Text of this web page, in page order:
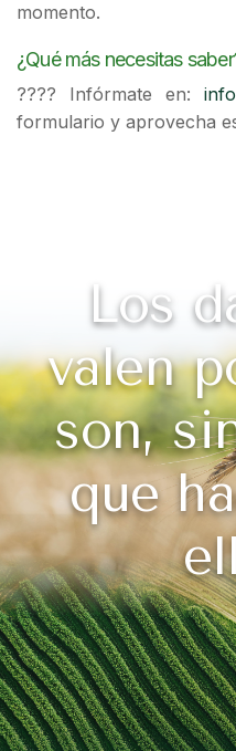
momento.
¿Qué más necesitas
???? Infórmate en:
formulario y aprovecha
Los
valen
son,
que